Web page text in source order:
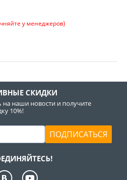
у менеджеров)
СКИДКИ
наши новости и получите
10%!
ПОДПИСАТЬСЯ